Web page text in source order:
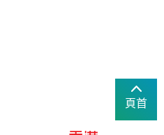
頁首